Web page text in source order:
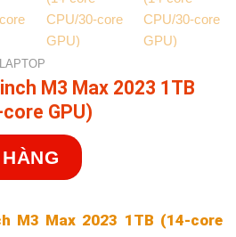
M3 Max 2023 1TB
GPU)
M3 Max 2023 1TB (14-core